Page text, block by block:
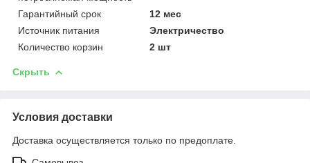
Гарантийный срок
12 мес
Источник питания
Электричество
Количество корзин
2 шт
Скрыть
Условия доставки
Доставка осуществляется только по предоплате.